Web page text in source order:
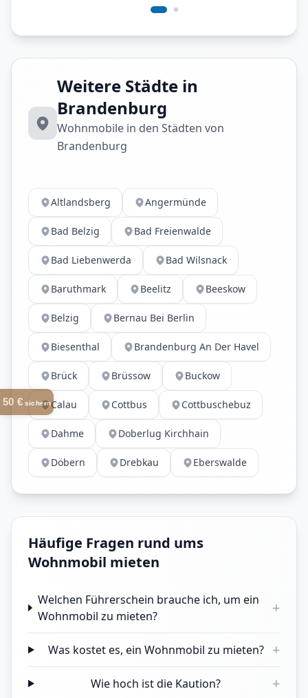
Weitere Städte in
Brandenburg
Wohnmobile in den Städten von
Brandenburg
Altlandsberg Angermünde
Bad Belzig Bad Freienwalde
Bad Liebenwerda Bad Wilsnack
Baruthmark Beelitz Beeskow
Belzig Bernau Bei Berlin
Biesenthal Brandenburg An Der Havel
Brück Brüssow Buckow
Calau Cottbus Cottbuschebuz
Dahme Doberlug Kirchhain
Döbern Drebkau Eberswalde
Häufige Fragen rund ums
Wohnmobil mieten
Welchen Führerschein brauche ich, um ein
Wohnmobil zu mieten?
+
Was kostet es, ein Wohnmobil zu mieten? +
Wie hoch ist die Kaution? +
50 €sichern